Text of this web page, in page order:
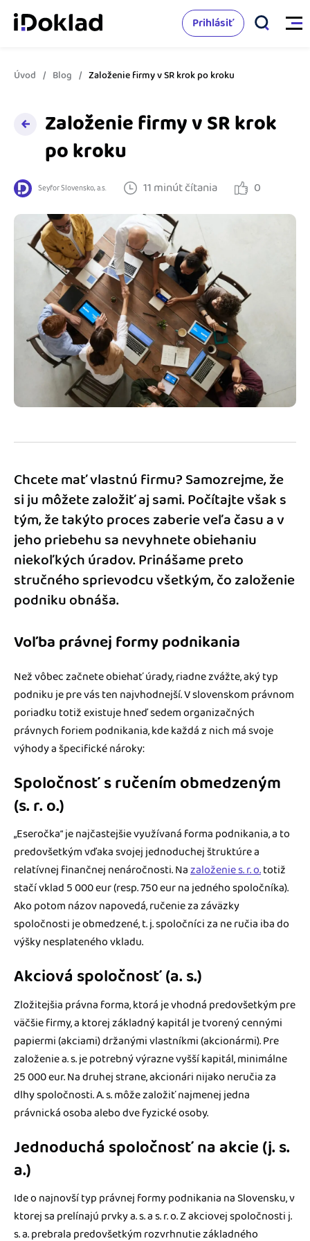
Online fakturácia
Správa kontaktov
Sledovanie cashflow
Spolupráca s účtovníkom
Prepojenie na ďalšie systémy
Spriatelení účtovníci
Katalóg doplnkov
Cenník
Nápoveda
Ako začať s podnikaním
Ako sa vyznať vo fakturácii
Blog
Podnikateľský servis
Spýtajte sa nás
Vyskúšať zadarmo
Prihlásiť
Úvod Blog Založenie firmy v SR krok po kroku
Založenie firmy v SR krok
po kroku
Seyfor Slovensko, a.s. 11 minút čítania 0
Chcete mať vlastnú firmu? Samozrejme, že
si ju môžete založiť aj sami. Počítajte však s
tým, že takýto proces zaberie veľa času a v
jeho priebehu sa nevyhnete obiehaniu
niekoľkých úradov. Prinášame preto
stručného sprievodcu všetkým, čo založenie
podniku obnáša.
Voľba právnej formy podnikania
Než vôbec začnete obiehať úrady, riadne zvážte, aký typ
podniku je pre vás ten najvhodnejší. V slovenskom právnom
poriadku totiž existuje hneď sedem organizačných
právnych foriem podnikania, kde každá z nich má svoje
výhody a špecifické nároky:
Spoločnosť s ručením obmedzeným
(s. r. o.)
„Eseročka“ je najčastejšie využívaná forma podnikania, a to
predovšetkým vďaka svojej jednoduchej štruktúre a
relatívnej finančnej nenáročnosti. Nazaloženie s. r. o.totiž
stačí vklad 5 000 eur (resp. 750 eur na jedného spoločníka).
Ako potom názov napovedá, ručenie za záväzky
spoločnosti je obmedzené, t. j. spoločníci za ne ručia iba do
výšky nesplateného vkladu.
Akciová spoločnosť (a. s.)
Zložitejšia právna forma, ktorá je vhodná predovšetkým pre
väčšie firmy, a ktorej základný kapitál je tvorený cennými
papiermi (akciami) držanými vlastníkmi (akcionármi). Pre
založenie a. s. je potrebný výrazne vyšší kapitál, minimálne
25 000 eur. Na druhej strane, akcionári nijako neručia za
dlhy spoločnosti. A. s. môže založiť najmenej jedna
právnická osoba alebo dve fyzické osoby.
Jednoduchá spoločnosť na akcie (j. s.
a.)
Ide o najnovší typ právnej formy podnikania na Slovensku, v
ktorej sa prelínajú prvky a. s. a s. r. o. Z akciovej spoločnosti j.
s. a. prebrala predovšetkým rozvrhnutie základného